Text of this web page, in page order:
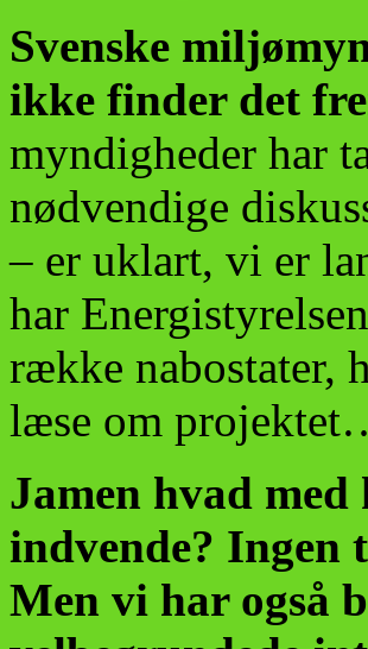
Svenske
ikke finder det
myndigheder har
nødvendige
– er uklart, vi er
har
række nabostater,
læse om
Jamen hvad
indvende? Ingen
Men vi har også